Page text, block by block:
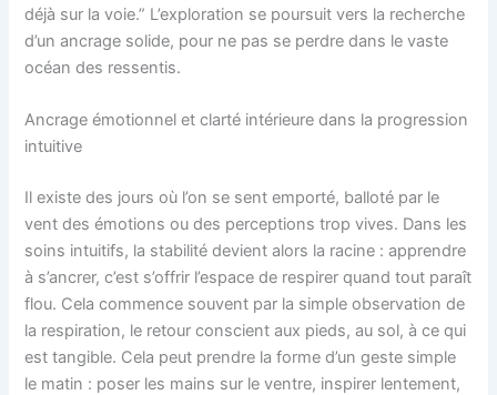
déjà sur la voie.” L’exploration se poursuit vers la recherche
d’un ancrage solide, pour ne pas se perdre dans le vaste
océan des ressentis.
Ancrage émotionnel et clarté intérieure dans la progression
intuitive
Il existe des jours où l’on se sent emporté, balloté par le
vent des émotions ou des perceptions trop vives. Dans les
soins intuitifs, la stabilité devient alors la racine : apprendre
à s’ancrer, c’est s’offrir l’espace de respirer quand tout paraît
flou. Cela commence souvent par la simple observation de
la respiration, le retour conscient aux pieds, au sol, à ce qui
est tangible. Cela peut prendre la forme d’un geste simple
le matin : poser les mains sur le ventre, inspirer lentement,